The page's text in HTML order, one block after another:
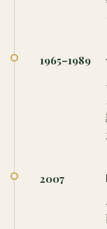
1965–1989
2007